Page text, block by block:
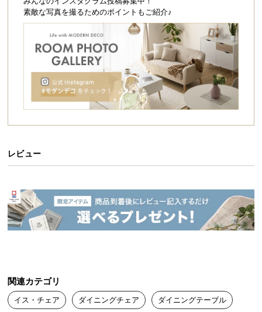
支
に
つ
い
て
料
に
素敵な写真を撮るためのポイントもご紹介♪
レビュー
関連カテゴリ
イス・チェア ダイニングチェア ダイニングテーブル